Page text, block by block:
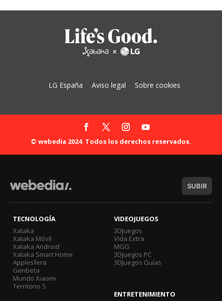
LG España Aviso legal Sobre cookies
© webedia 2024. Todos los derechos reservados.
SUBIR
TECNOLOGÍA
Xataka
Xataka Móvil
Xataka Android
Xataka Smart Home
Applesfera
Genbeta
Mundo Xiaomi
Territorio S
VIDEOJUEGOS
3DJuegos
Vida Extra
MGG
3DJuegos PC
3DJuegos Guías
ENTRETENIMIENTO